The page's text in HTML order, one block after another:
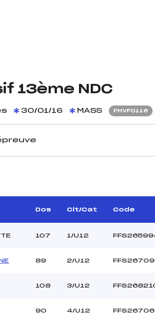
13ème NDC
30/01/16 MASS FMVF0116
–
ARNOULD ERIC (MV)
–
Dos Clt/Cat Code
107 1/U12
89 2/U12
108 3/U12
90 4/U12